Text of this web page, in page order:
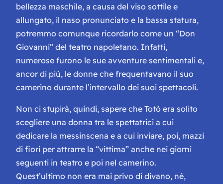
bellezza maschile, a causa del viso sottile e
allungato, il naso pronunciato e la bassa statura,
potremmo comunque ricordarlo come un “Don
Giovanni” del teatro napoletano. Infatti,
numerose furono le sue avventure sentimentali e,
ancor di più, le donne che frequentavano il suo
camerino durante l’intervallo dei suoi spettacoli.
Non ci stupirà, quindi, sapere che Totò era solito
scegliere una donna tra le spettatrici a cui
dedicare la messinscena e a cui inviare, poi, mazzi
di fiori per attrarre la “vittima” anche nei giorni
seguenti in teatro e poi nel camerino.
Quest’ultimo non era mai privo di divano, né,